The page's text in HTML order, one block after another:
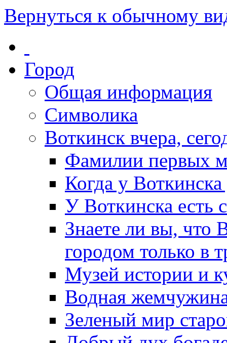
Вернуться к обычному
Город
Общая информация
Символика
Воткинск вчера,
Фамилии первых
Когда у
У Воткинска есть
Знаете ли вы, что
городом только в
Музей истории и
Водная
Зеленый мир